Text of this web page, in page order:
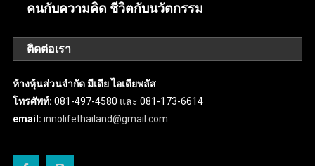
คนกับความคิด ชีวิตกับนวัตกรรม
ติดต่อเรา
ห้างหุ้นส่วนจำกัด มีเดีย ไอเดียพลัส
โทรศัพท์: 081-497-4580 และ 081-173-6614
email: innolifethailand@gmail.com